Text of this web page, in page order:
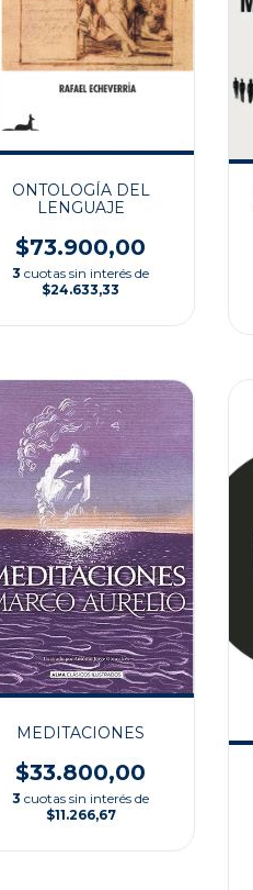
ONTOLOGÍA DEL
LENGUAJE
$73.900,00
3 cuotas sin interés de
$24.633,33
MEDITACIONES
$33.800,00
3 cuotas sin interés de
$11.266,67